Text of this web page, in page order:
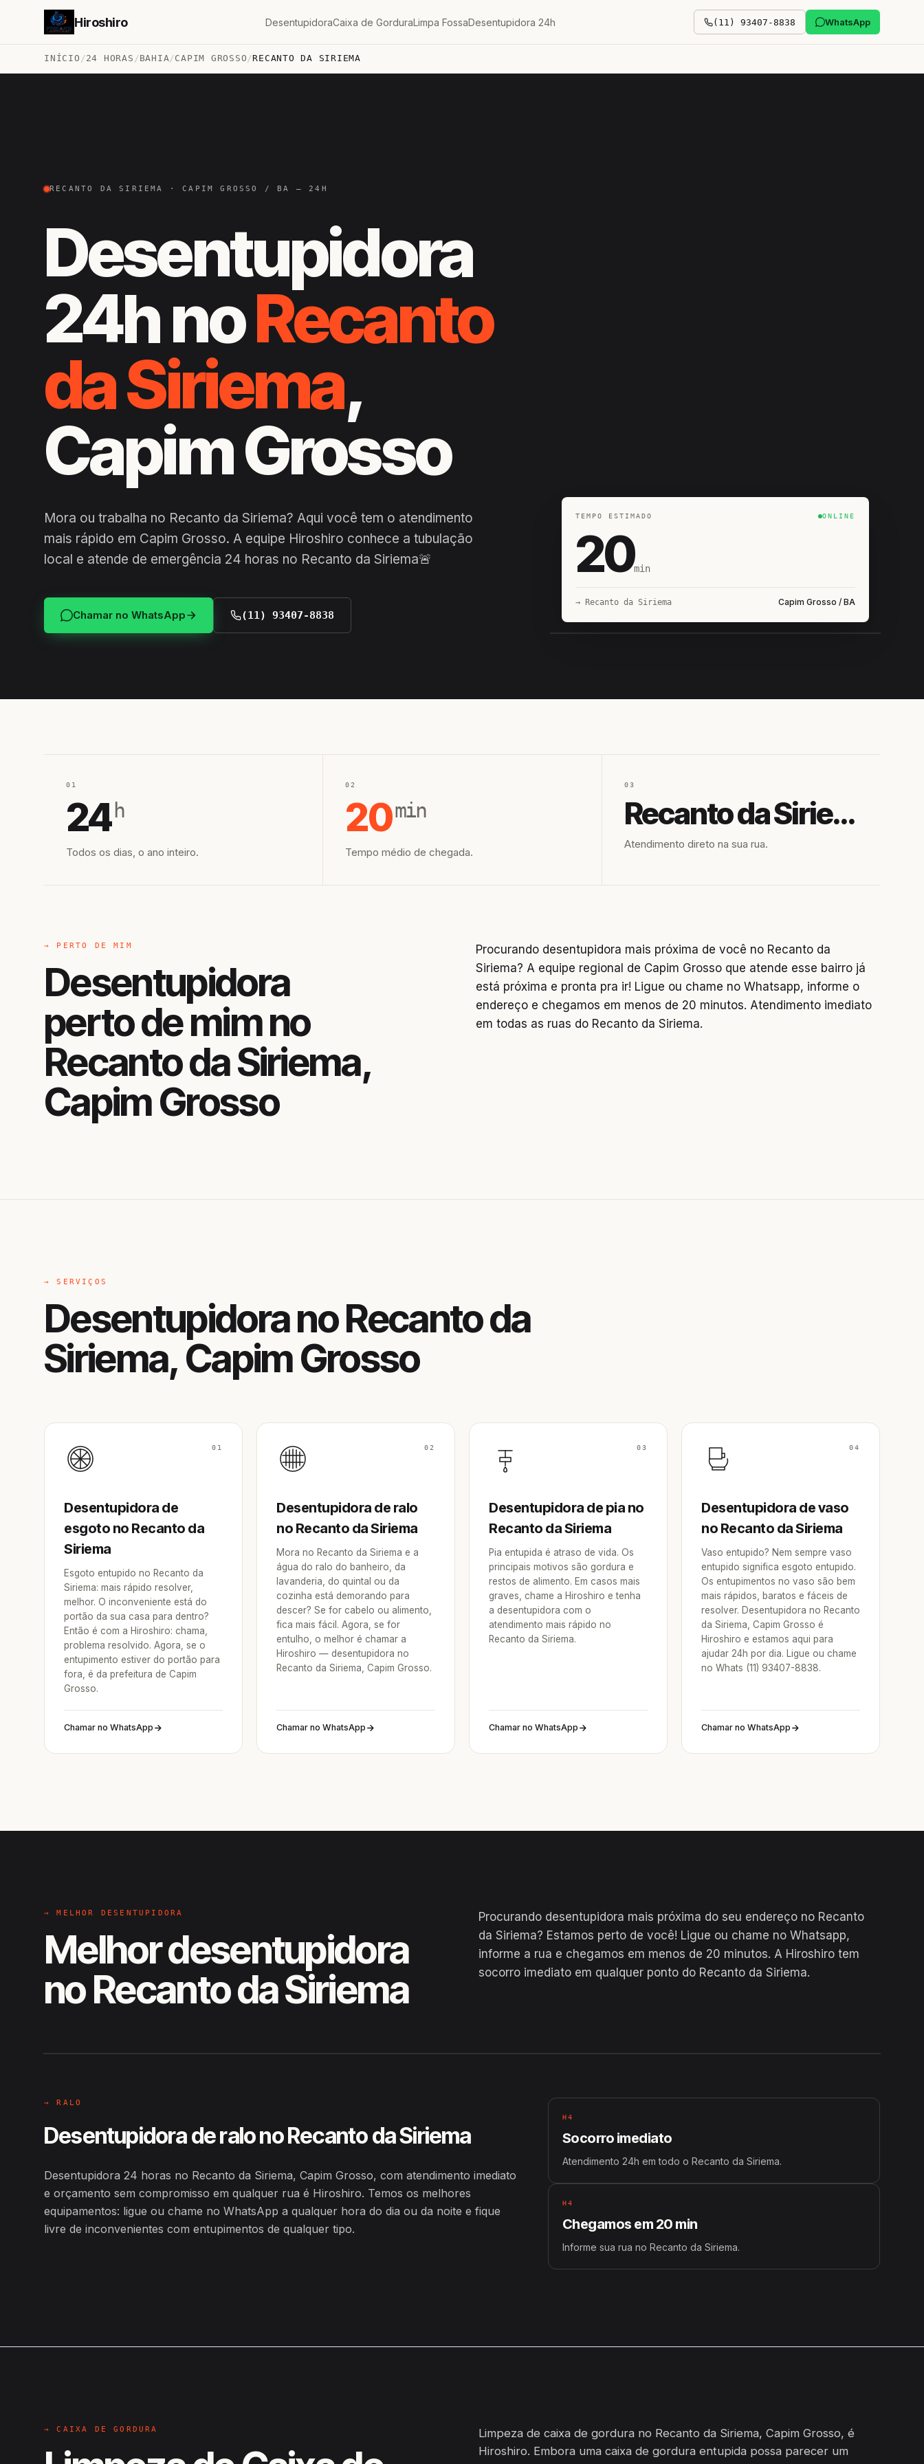
Hiroshiro DesentupidoraCaixa de GorduraLimpa FossaDesentupidora 24h (11) 93407-8838 WhatsApp
INÍCIO /24 HORAS /BAHIA/CAPIM GROSSO /RECANTO DA SIRIEMA
RECANTO DA SIRIEMA · CAPIM GROSSO / BA — 24H
Desentupidora
24h noRecanto
da Siriema,
Capim Grosso
Mora ou trabalha no Recanto da Siriema? Aqui você tem o atendimento
mais rápido em Capim Grosso. A equipe Hiroshiro conhece a tubulação
local e atende de emergência 24 horas no Recanto da Siriema🚨
Chamar no WhatsApp (11) 93407-8838
TEMPO ESTIMADO ONLINE
20min
→ Recanto da Siriema Capim Grosso / BA
01
24 h
Todos os dias, o ano inteiro.
02
20min
Tempo médio de chegada.
03
Recanto da Siriema
Atendimento direto na sua rua.
→ PERTO DE MIM
Desentupidora
perto de mim no
Recanto da Siriema,
Capim Grosso
Procurando desentupidora mais próxima de você no Recanto da
Siriema? A equipe regional de Capim Grosso que atende esse bairro já
está próxima e pronta pra ir! Ligue ou chame no Whatsapp, informe o
endereço e chegamos em menos de 20 minutos. Atendimento imediato
em todas as ruas do Recanto da Siriema.
→ SERVIÇOS
Desentupidora no Recanto da
Siriema, Capim Grosso
01
Desentupidora de
esgoto no Recanto da
Siriema
Esgoto entupido no Recanto da
Siriema: mais rápido resolver,
melhor. O inconveniente está do
portão da sua casa para dentro?
Então é com a Hiroshiro: chama,
problema resolvido. Agora, se o
entupimento estiver do portão para
fora, é da prefeitura de Capim
Grosso.
Chamar no WhatsApp
02
Desentupidora de ralo
no Recanto da Siriema
Mora no Recanto da Siriema e a
água do ralo do banheiro, da
lavanderia, do quintal ou da
cozinha está demorando para
descer? Se for cabelo ou alimento,
fica mais fácil. Agora, se for
entulho, o melhor é chamar a
Hiroshiro — desentupidora no
Recanto da Siriema, Capim Grosso.
Chamar no WhatsApp
03
Desentupidora de pia no
Recanto da Siriema
Pia entupida é atraso de vida. Os
principais motivos são gordura e
restos de alimento. Em casos mais
graves, chame a Hiroshiro e tenha
a desentupidora com o
atendimento mais rápido no
Recanto da Siriema.
Chamar no WhatsApp
04
Desentupidora de vaso
no Recanto da Siriema
Vaso entupido? Nem sempre vaso
entupido significa esgoto entupido.
Os entupimentos no vaso são bem
mais rápidos, baratos e fáceis de
resolver. Desentupidora no Recanto
da Siriema, Capim Grosso é
Hiroshiro e estamos aqui para
ajudar 24h por dia. Ligue ou chame
no Whats (11) 93407-8838.
Chamar no WhatsApp
→ MELHOR DESENTUPIDORA
Melhor desentupidora
no Recanto da Siriema
Procurando desentupidora mais próxima do seu endereço no Recanto
da Siriema? Estamos perto de você! Ligue ou chame no Whatsapp,
informe a rua e chegamos em menos de 20 minutos. A Hiroshiro tem
socorro imediato em qualquer ponto do Recanto da Siriema.
EM CAMPO
→ RALO
Desentupidora de ralo no Recanto da Siriema
Desentupidora 24 horas no Recanto da Siriema, Capim Grosso, com atendimento imediato
e orçamento sem compromisso em qualquer rua é Hiroshiro. Temos os melhores
equipamentos: ligue ou chame no WhatsApp a qualquer hora do dia ou da noite e fique
livre de inconvenientes com entupimentos de qualquer tipo.
H4
Socorro imediato
Atendimento 24h em todo o Recanto da Siriema.
H4
Chegamos em 20 min
Informe sua rua no Recanto da Siriema.
→ CAIXA DE GORDURA
Limpeza de caixa de gordura no Recanto da Siriema, Capim Grosso, é
Hiroshiro. Embora uma caixa de gordura entupida possa parecer um